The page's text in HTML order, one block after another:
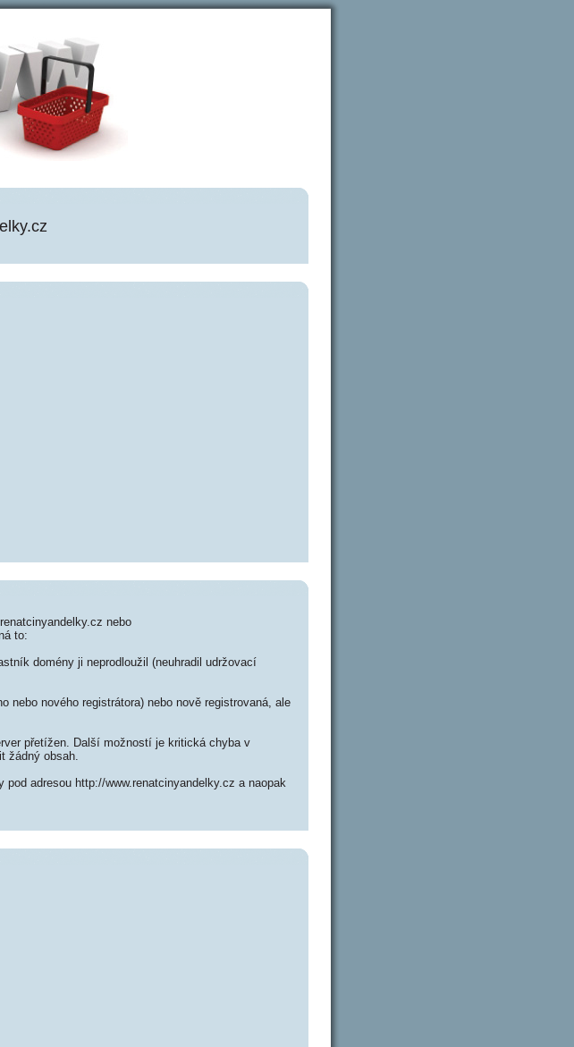
nebo
to:
domény ji neprodloužil (neuhradil udržovací
nebo nového registrátora) nebo nově registrovaná, ale
přetížen. Další možností je kritická chyba v
žádný obsah.
adresou http://www.renatcinyandelky.cz a naopak